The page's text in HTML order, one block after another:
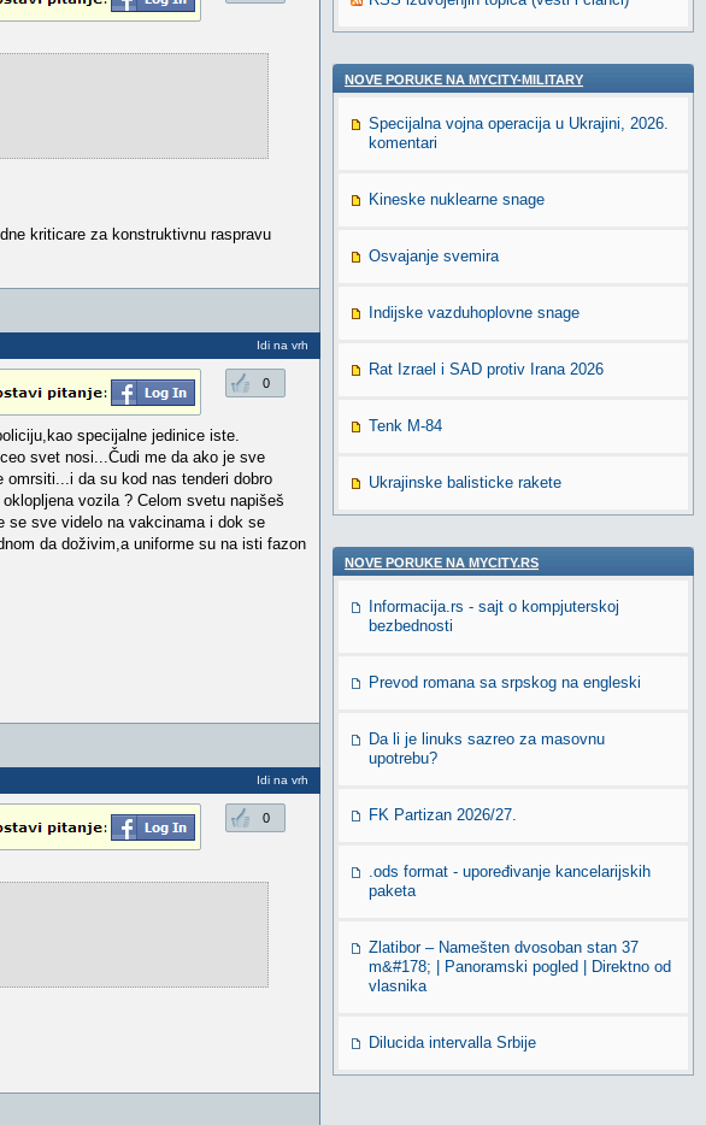
kriticare za konstruktivnu raspravu
Idi na vrh
0
specijalne jedinice iste.
svet nosi...Čudi me da ako je sve
da su kod nas tenderi dobro
vozila ? Celom svetu napišeš
se sve videlo na vakcinama i dok se
da doživim,a uniforme su na isti fazon
Idi na vrh
0
NOVE PORUKE NA MYCITY-MILITARY
Specijalna vojna operacija u Ukrajini, 2026.
komentari
Kineske nuklearne snage
Osvajanje svemira
Indijske vazduhoplovne snage
Rat Izrael i SAD protiv Irana 2026
Tenk M-84
Ukrajinske balisticke rakete
NOVE PORUKE NA MYCITY.RS
Informacija.rs - sajt o kompjuterskoj
bezbednosti
Prevod romana sa srpskog na engleski
Da li je linuks sazreo za masovnu
upotrebu?
FK Partizan 2026/27.
.ods format - upoređivanje kancelarijskih
paketa
Zlatibor – Namešten dvosoban stan 37
m&#178; | Panoramski pogled | Direktno od
vlasnika
Dilucida intervalla Srbije